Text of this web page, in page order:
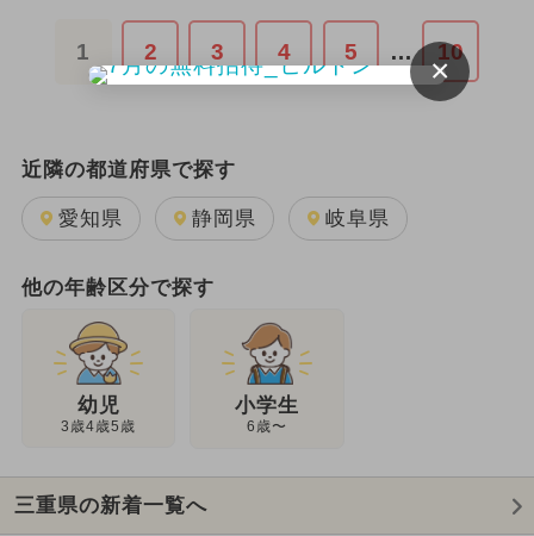
1 2 3 4 5 … 10
近隣の都道府県で探す
愛知県 静岡県 岐阜県
他の年齢区分で探す
幼児
3歳4歳5歳
小学生
6歳〜
三重県の新着一覧へ
×